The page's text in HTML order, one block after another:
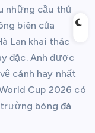
những cầu thủ
biên của
Lan khai thác
đặc. Anh được
cánh hay nhất
Cup 2026 có
bóng đá